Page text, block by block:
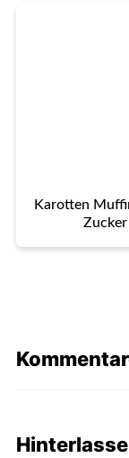
Karotten
Zucker